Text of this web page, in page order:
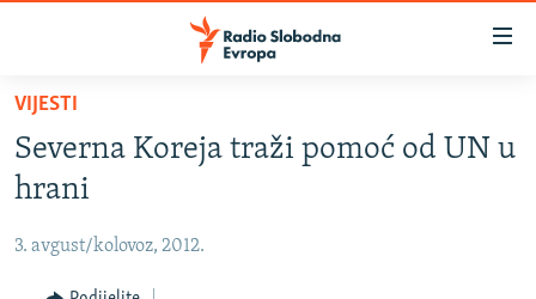
Pređite
glavni
sadržaj
na
BOSNA I HERCEGOVINA
KOSOVO
VIJESTI
Severna Koreja traži pomoć od UN u
hrani
3. avgust/kolovoz, 2012.